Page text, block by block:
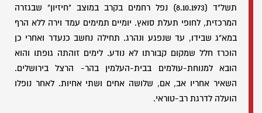
תשל"ד (8.10.1973) נפל רחמים בקרב במוצב "חיזיון" שבגזרה
המרכזית, לחופי תעלת סואץ. יומיים תמימים עמד וירה ללא הרף
במא"ג שבידו, עד שנפגע ונהרג. תחילה נחשב כנעדר ואחרי כן
הוכרז חלל שמקום קבורתו לא נודע. לימים זוהתה גופתו והוא
הובא למנוחת-עולמים בבית-העלמין בהר- הרצל בירושלים.
השאיר אחריו אב, אם, שלושה אחים ושתי אחיות. לאחר נופלו
הועלה לדרגת רב-טוראי.